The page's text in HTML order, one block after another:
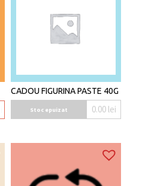
CADOU FIGURINA PASTE 40G
Stoc epuizat 0.00 lei